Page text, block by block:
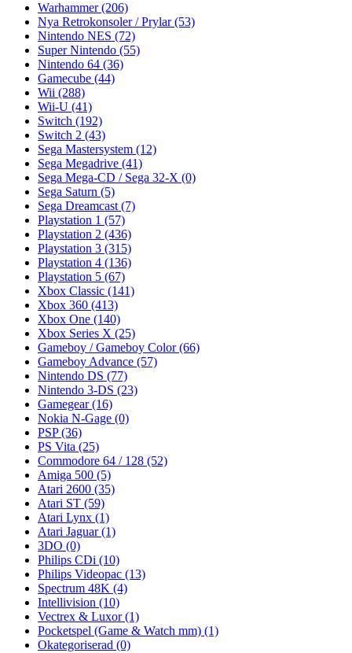
Warhammer(206)
Nya Retrokonsoler / Prylar(53)
Nintendo NES (72)
Super Nintendo (55)
Nintendo 64 (36)
Gamecube (44)
Wii (288)
Wii-U (41)
Switch (192)
Switch 2 (43)
Sega Mastersystem (12)
Sega Megadrive (41)
Sega Mega-CD / Sega 32-X (0)
Sega Saturn (5)
Sega Dreamcast (7)
Playstation 1 (57)
Playstation 2 (436)
Playstation 3 (315)
Playstation 4 (136)
Playstation 5 (67)
Xbox Classic (141)
Xbox 360 (413)
Xbox One (140)
Xbox Series X (25)
Gameboy / Gameboy Color(66)
Gameboy Advance (57)
Nintendo DS (77)
Nintendo 3-DS (23)
Gamegear(16)
Nokia N-Gage (0)
PSP(36)
PS Vita (25)
Commodore 64 / 128 (52)
Amiga 500 (5)
Atari 2600 (35)
Atari ST (59)
Atari Lynx (1)
Atari Jaguar(1)
3DO (0)
Philips CDi (10)
Philips Videopac (13)
Spectrum 48K (4)
Intellivision (10)
Vectrex & Luxor(1)
Pocketspel (Game & Watch mm) (1)
Okategoriserad (0)